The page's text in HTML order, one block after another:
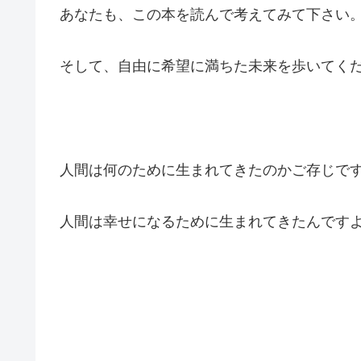
あなたも、この本を読んで考えてみて下さい。
そして、自由に希望に満ちた未来を歩いてくだ
人間は何のために生まれてきたのかご存じで
人間は幸せになるために生まれてきたんですよ